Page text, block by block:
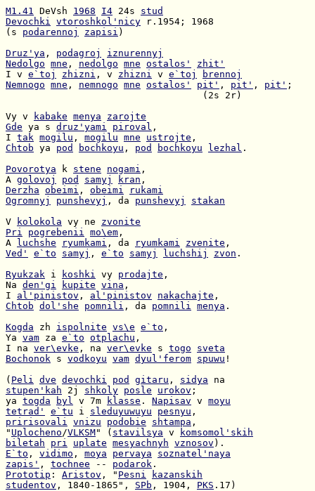
M1.41 DeVsh 1968 I4 24s stud
Devochki vtoroshkol'nicy
(s podarennoj zapisi )
Druz'ya , podagroj
iznurennyj
Nedolgo mne , nedolgo mne ostalos'
zhit'
I v e`toj zhizni , v zhizni v e`toj
brennoj
Nemnogo mne , nemnogo mne ostalos' pit' , pit' , pit'
                                   (2s 2r)
Vy v
kabake menya
zarojte
Gde ya s druz'yami piroval
I tak mogilu , mogilu mne ustrojte
Chtob ya pod bochkoyu , pod bochkoyu lezhal .
Povorotya k stene nogami
A golovoj pod samyj kran
Derzha obeimi , obeimi
rukami
Ogromnyj
punshevyj , da punshevyj
stakan
V
kolokola vy ne zvonite
Pri
pogrebenii mo\em
A
luchshe ryumkami , da ryumkami zvenite
Ved'
e`to samyj , e`to samyj luchshij zvon .
Ryukzak i koshki vy prodajte
Na den'gi kupite vina
I al'pinistov , al'pinistov nakachajte
Chtob dol'she pomnili , da pomnili menya .
Kogda zh ispolnite vs\e e`to
Ya vam za e`to otplachu
I na ver\evke , na ver\evke s togo
sveta
Bochonok s vodkoyu vam dyul'ferom spuwu !
( Peli dve devochki pod gitaru , sidya
stupen'kah 2j shkoly posle urokov
ya togda byl v 7m klasse . Napisav v moyu
tetrad'
e`tu i sleduyuwuyu pesnyu
pririsovali vnizu podobie shtampa
" Uplocheno/VLKSM" ( stavilsya v
komsomol'skih
biletah
pri uplate mesyachnyh vznosov
E`to , vidimo , moya pervaya
soznatel'naya
zapis' , tochnee -- podarok
Prototip : Aristov , " Pesni
kazanskih
studentov , 1840-1865", SPb , 1904, PKS .17)